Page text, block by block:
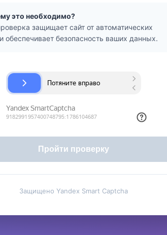
это необходимо?
защищает сайт от автоматических
обеспечивает безопасность ваших данных.
Пройти проверку
Защищено Yandex Smart Captcha